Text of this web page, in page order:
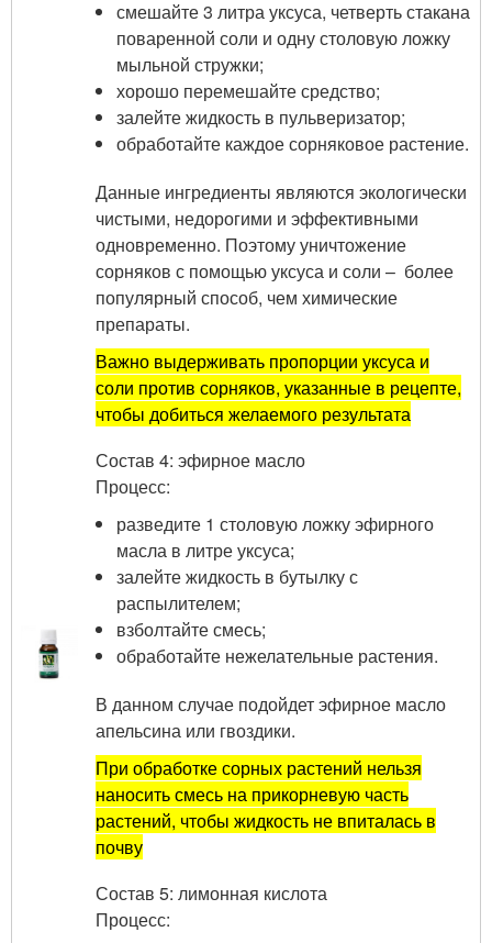
смешайте 3 литра уксуса, четверть стакана
поваренной соли и одну столовую ложку
мыльной стружки;
хорошо перемешайте средство;
залейте жидкость в пульверизатор;
обработайте каждое сорняковое растение.
Данные ингредиенты являются экологически
чистыми, недорогими и эффективными
одновременно. Поэтому уничтожение
сорняков с помощью уксуса и соли – более
популярный способ, чем химические
препараты.
Важно выдерживать пропорции уксуса и
соли против сорняков, указанные в рецепте,
чтобы добиться желаемого результата
Состав 4: эфирное масло
Процесс:
разведите 1 столовую ложку эфирного
масла в литре уксуса;
залейте жидкость в бутылку с
распылителем;
взболтайте смесь;
обработайте нежелательные растения.
В данном случае подойдет эфирное масло
апельсина или гвоздики.
При обработке сорных растений нельзя
наносить смесь на прикорневую часть
растений, чтобы жидкость не впиталась в
почву
Состав 5: лимонная кислота
Процесс: